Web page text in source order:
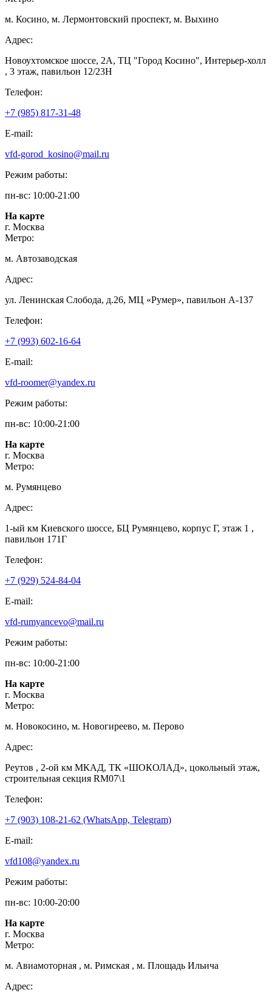
м. Косино, м. Лермонтовский проспект, м. Выхино
Адрес:
Новоухтомское шоссе, 2А, ТЦ "Город Косино", Интерьер-холл
, 3 этаж, павильон 12/23Н
Телефон:
+7 (985) 817-31-48
E-mail:
vfd-gorod_kosino@mail.ru
Режим работы:
пн-вс: 10:00-21:00
На карте
г. Москва
Метро:
м. Автозаводская
Адрес:
ул. Ленинская Слобода, д.26, МЦ «Румер», павильон А-137
Телефон:
+7 (993) 602-16-64
E-mail:
vfd-roomer@yandex.ru
Режим работы:
пн-вс: 10:00-21:00
На карте
г. Москва
Метро:
м. Румянцево
Адрес:
1-ый км Киевского шоссе, БЦ Румянцево, корпус Г, этаж 1 ,
павильон 171Г
Телефон:
+7 (929) 524-84-04
E-mail:
vfd-rumyancevo@mail.ru
Режим работы:
пн-вс: 10:00-21:00
На карте
г. Москва
Метро:
м. Новокосино, м. Новогиреево, м. Перово
Адрес:
Реутов , 2-ой км МКАД, ТК «ШОКОЛАД», цокольный этаж,
строительная секция RM07\1
Телефон:
+7 (903) 108-21-62 (WhatsApp, Telegram)
E-mail:
vfd108@yandex.ru
Режим работы:
пн-вс: 10:00-20:00
На карте
г. Москва
Метро:
м. Авиамоторная , м. Римская , м. Площадь Ильича
Адрес: